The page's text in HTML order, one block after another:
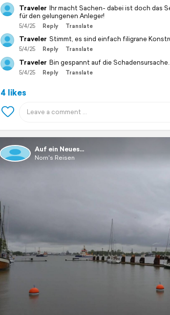
Traveler Ihr macht Sachen- dabei ist doch das
für den gelungenen Anleger!
5/4/25 Reply Translate
Traveler Stimmt, es sind einfach filigrane
5/4/25 Reply Translate
Traveler Bin gespannt auf die
5/4/25 Reply Translate
4 likes
Auf ein Neues...
Norn's Reisen